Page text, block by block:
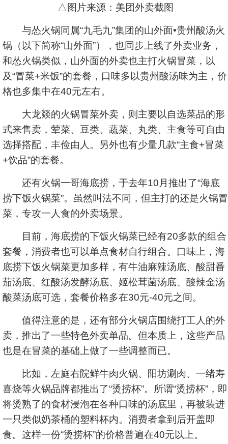
△图片来源：美团外卖截图
与怂火锅同属“九毛九”集团的山外面•贵州酸汤火
锅（以下简称“山外面”），也同步上线了外卖业务，
和怂火锅类似，山外面的外卖也主打火锅冒菜，以
及“冒菜+米饭”的套餐，口味多以贵州酸汤味为主，价
格也多集中在40元左右。
大龙燚的火锅冒菜外卖，则主要以自选菜品的形
式来售卖，荤菜、豆类、蔬菜、丸类、主食等可自由
选择搭配，丰俭由人。另外也有少量几款“主食+冒菜
+饮品”的套餐。
还有火锅一哥海底捞，于去年10月推出了“海底
捞下饭火锅菜”。虽然叫法不同，但主打的还是火锅冒
菜，专攻一人食的外卖场景。
目前，海底捞的下饭火锅菜已经有20多款的组合
套餐，消费者也可以单点食材自行组合。口味上，海
底捞下饭火锅菜更加多样，有牛油麻辣汤底、酸甜番
茄汤底、红酸汤发酵汤底、姬松茸菌汤底、酸辣金汤
酸菜汤底可选，套餐价格多在30元-40元之间。
值得注意的是，还有部分火锅店围绕打工人的外
卖，推出了一些特色外卖单品。但本质上，这些产品
也是在冒菜的基础上做了一些调整而已。
比如，左庭右院鲜牛肉火锅、阳坊涮肉、一绪寿
喜烧等火锅品牌都推出了“烫捞杯”。所谓“烫捞杯”，即
将烫熟了的食材浸泡在各种口味的汤底里，再被装进
一只类似奶茶桶的塑料杯内。消费者拿到后开盖即
食。这样一份“烫捞杯”的价格普遍在40元以上。